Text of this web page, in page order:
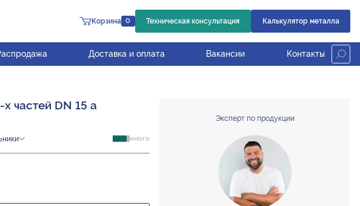
Корзина 0 Техническая консультация Калькулятор металла
Доставка и оплата Вакансии Контакты
частей DN 15 а
много
Эксперт по продукции